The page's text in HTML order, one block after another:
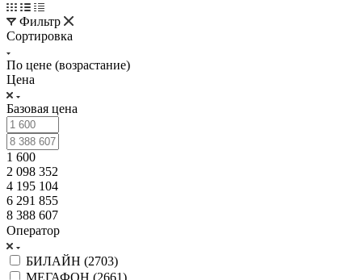
Фильтр
Сортировка
По цене (возрастание)
Цена
Базовая цена
1 600
2 098 352
4 195 104
6 291 855
8 388 607
Оператор
БИЛАЙН (2703)
МЕГАФОН (2661)